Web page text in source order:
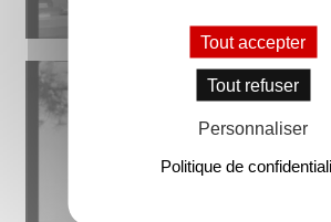
Tout accepter
Tout refuser
Personnaliser
Politique de